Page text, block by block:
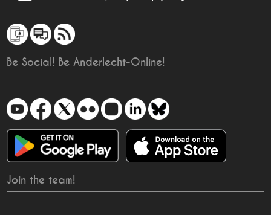
Be Social! Be Anderlecht-Online!
Join the team!